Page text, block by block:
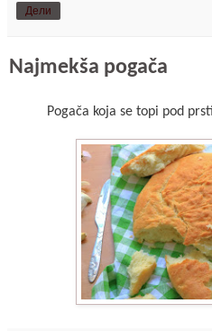
Дели
Najmekša pogača
Pogača koja se topi pod